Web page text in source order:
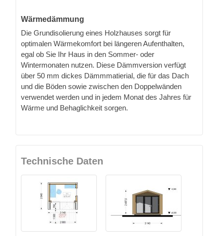
Wärmedämmung
Die Grundisolierung eines Holzhauses sorgt für
optimalen Wärmekomfort bei längeren Aufenthalten,
egal ob Sie Ihr Haus in den Sommer- oder
Wintermonaten nutzen. Diese Dämmversion verfügt
über 50 mm dickes Dämmmatierial, die für das Dach
und die Böden sowie zwischen den Doppelwänden
verwendet werden und in jedem Monat des Jahres für
Wärme und Behaglichkeit sorgen.
Technische Daten